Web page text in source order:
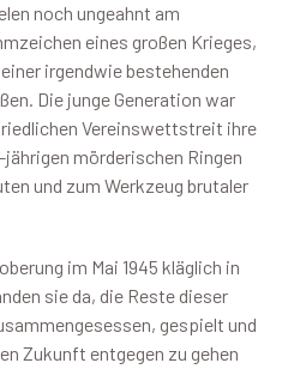
noch ungeahnt am
eines großen Krieges,
irgendwie bestehenden
Die junge Generation war
Vereinswettstreit ihre
mörderischen Ringen
und zum Werkzeug brutaler
im Mai 1945 kläglich in
sie da, die Reste dieser
gespielt und
Zukunft entgegen zu gehen